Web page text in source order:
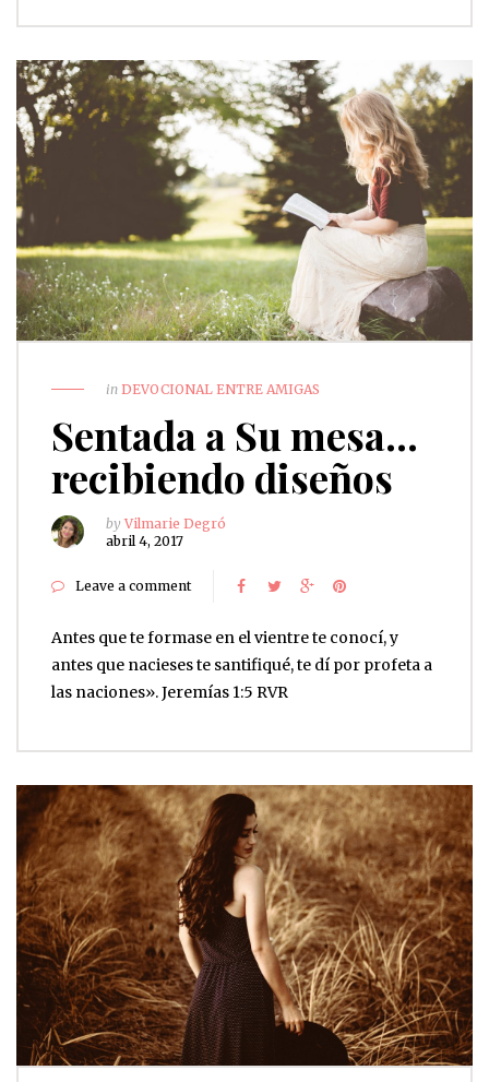
in DEVOCIONAL ENTRE AMIGAS
Sentada a Su mesa…
recibiendo diseños
by Vilmarie Degró
abril 4, 2017
Leave a comment
Antes que te formase en el vientre te conocí, y
antes que nacieses te santifiqué, te dí por profeta a
las naciones». Jeremías 1:5 RVR